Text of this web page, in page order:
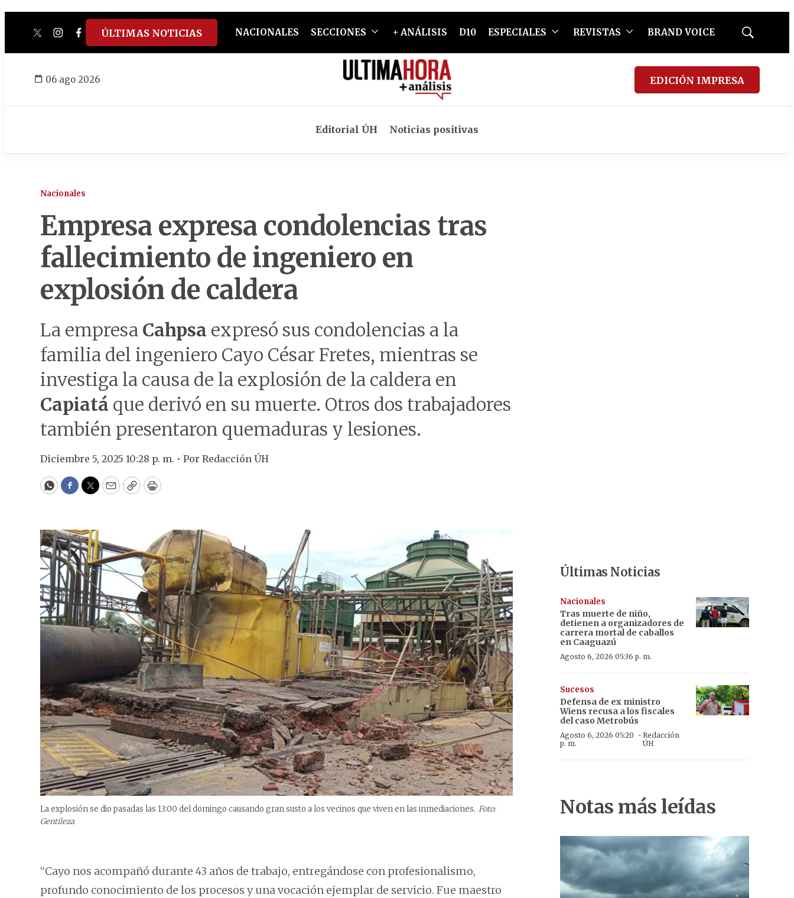
twitterinstagram
facebook
tiktokyoutube
spotify
ÚLTIMAS NOTICIAS NACIONALES SECCIONES + ANÁLISIS D10 ESPECIALES REVISTAS BRAND VOICE
Mostrar
06 ago 2026 EDICIÓN IMPRESA
Editorial ÚH Noticias positivas
Nacionales
Empresa expresa condolencias tras
fallecimiento de ingeniero en
explosión de caldera
La empresa Cahpsa expresó sus condolencias a la
familia del ingeniero Cayo César Fretes, mientras se
investiga la causa de la explosión de la caldera en
Capiatá que derivó en su muerte. Otros dos trabajadores
también presentaron quemaduras y lesiones.
Diciembre 5, 2025 10:28 p. m. • Por Redacción ÚH
WhatsApp
Facebook
Twitter
EmailCopyPrint
La explosión se dio pasadas las 13:00 del domingo causando gran susto a los vecinos que viven en las inmediaciones. Foto:
Gentileza
“Cayo nos acompañó durante 43 años de trabajo, entregándose con profesionalismo,
profundo conocimiento de los procesos y una vocación ejemplar de servicio. Fue maestro
Últimas Noticias
Nacionales
Tras muerte de niño,
detienen a organizadores de
carrera mortal de caballos
en Caaguazú
Agosto 6, 2026 05:36 p. m.
Sucesos
Defensa de ex ministro
Wiens recusa a los fiscales
del caso Metrobús
Agosto 6, 2026 05:20
p. m.
· Redacción
ÚH
Notas más leídas